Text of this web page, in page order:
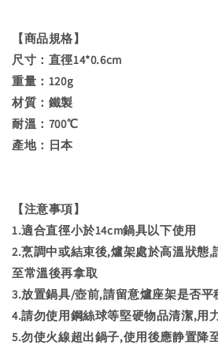
【商品規格】
尺寸：直徑14*0.6cm
重量：120g
材質：鐵製
耐溫：700℃
產地：日本
【注意事項】
1.適合直徑小於14cm鍋具以下使用
2.烹調中或結束後,爐架處於高溫狀態,
至常溫後再拿取
3.放置鍋具/壺前,請留意爐座架是否平
4.請勿使用鋼絲球等堅硬物品清潔,用
5.勿使火線超出鍋子,使用後應静置降